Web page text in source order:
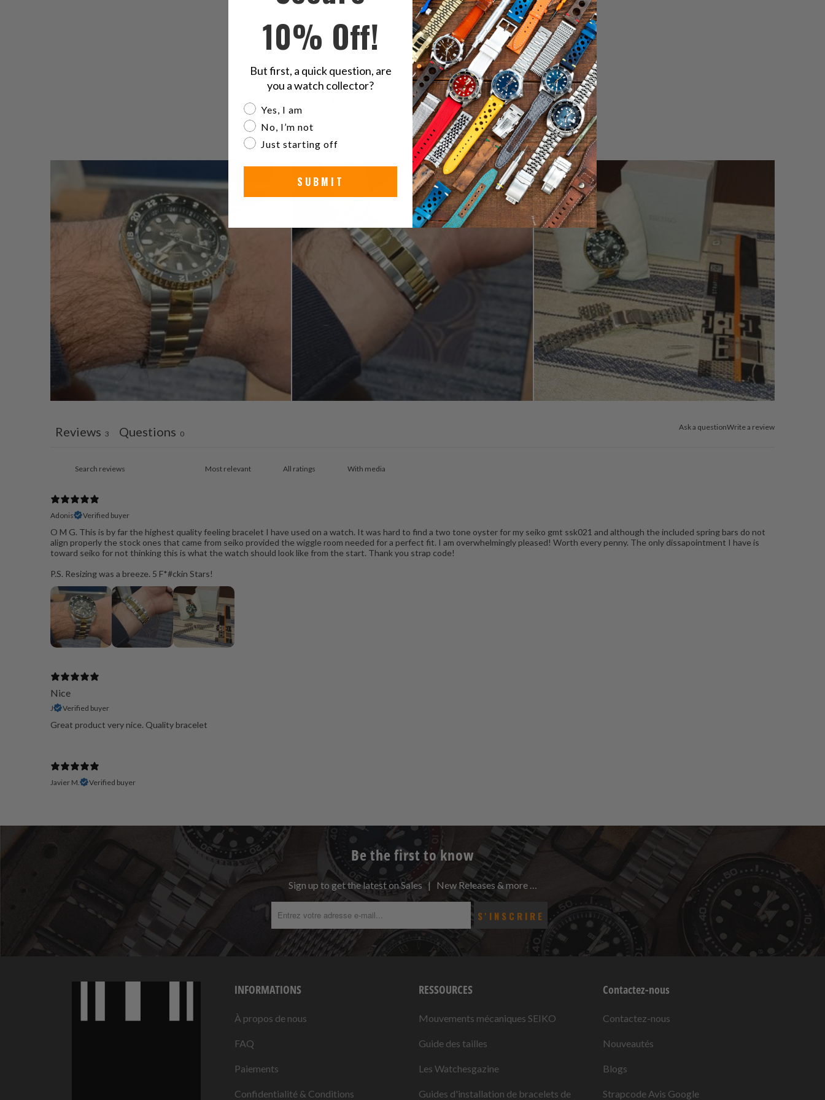
100%
0%
3
0%
0%
0%
Ask a questionWrite a review
Reviews 3 Questions 0
With media
Adonis Verified buyer
O M G. This is by far the highest quality feeling bracelet I have used on a watch. It was hard to find a two tone oyster for my seiko gmt ssk021 and although the included spring bars do not
align properly the stock ones that came from seiko provided the wiggle room needed for a perfect fit. I am overwhelmingly pleased! Worth every penny. The only dissapointment I have is
toward seiko for not thinking this is what the watch should look like from the start. Thank you strap code!
P.S. Resizing was a breeze. 5 F*#ckin Stars!
Nice
J Verified buyer
Great product very nice. Quality bracelet
Javier M. Verified buyer
Be the first to know
Sign up to get the latest on Sales | New Releases & more …
INFORMATIONS
À propos de nous
FAQ
Paiements
Confidentialité & Conditions
RESSOURCES
Mouvements mécaniques SEIKO
Guide des tailles
Les Watchesgazine
Guides d'installation de bracelets de
Contactez-nous
Contactez-nous
Nouveautés
Blogs
Strapcode Avis Google
10% Off!
But first, a quick question, are
you a watch collector?
Are you a watch collector?
Yes, I am
No, I’m not
Just starting off
SUBMIT